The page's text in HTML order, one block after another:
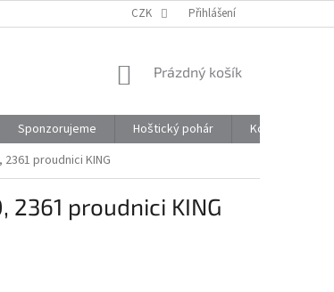
CZK Přihlášení
NÁKUPNÍ
Prázdný košík
Sponzorujeme Hoštický pohár
Kontakty
proudnici KING
proudnici KING